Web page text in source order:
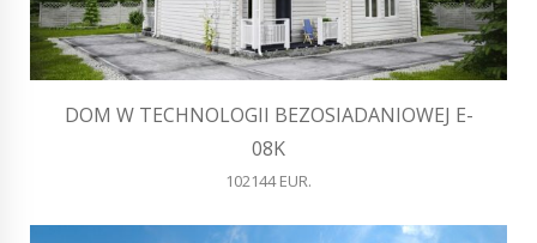
DOM W TECHNOLOGII BEZOSIADANIOWEJ E-
08K
102144 EUR.